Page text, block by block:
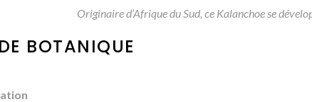
Originaire d’Afrique du Sud, ce Kalanchoe se
BOTANIQUE